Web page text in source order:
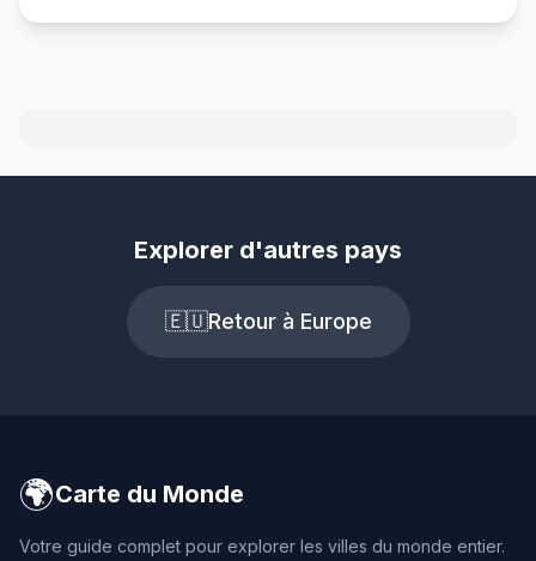
Explorer d'autres pays
🇪🇺Retour à Europe
🌍Carte du Monde
Votre guide complet pour explorer les villes du monde entier.